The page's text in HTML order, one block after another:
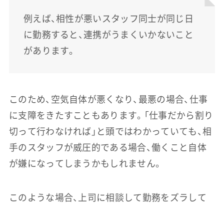
例えば、相性が悪いスタッフ同士が同じ日
に勤務すると、連携がうまくいかないこと
があります。
このため、空気自体が悪くなり、最悪の場合、仕事
に支障をきたすこともあります。「仕事だから割り
切って行わなければ」と頭ではわかっていても、相
手のスタッフが威圧的である場合、働くこと自体
が嫌になってしまうかもしれません。
このような場合、上司に相談して勤務をズラして